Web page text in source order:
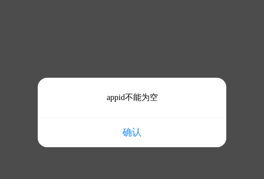
appid不能为空
确认